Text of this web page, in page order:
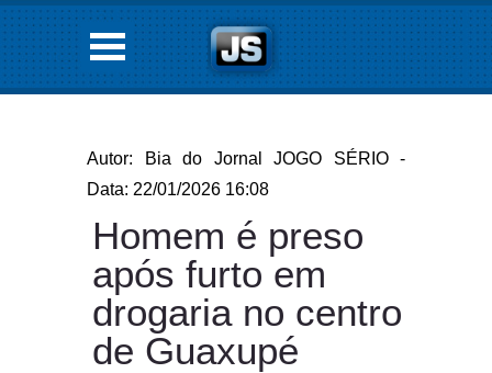
Autor: Bia do Jornal JOGO SÉRIO -
Data: 22/01/2026 16:08
Homem é preso
após furto em
drogaria no centro
de Guaxupé